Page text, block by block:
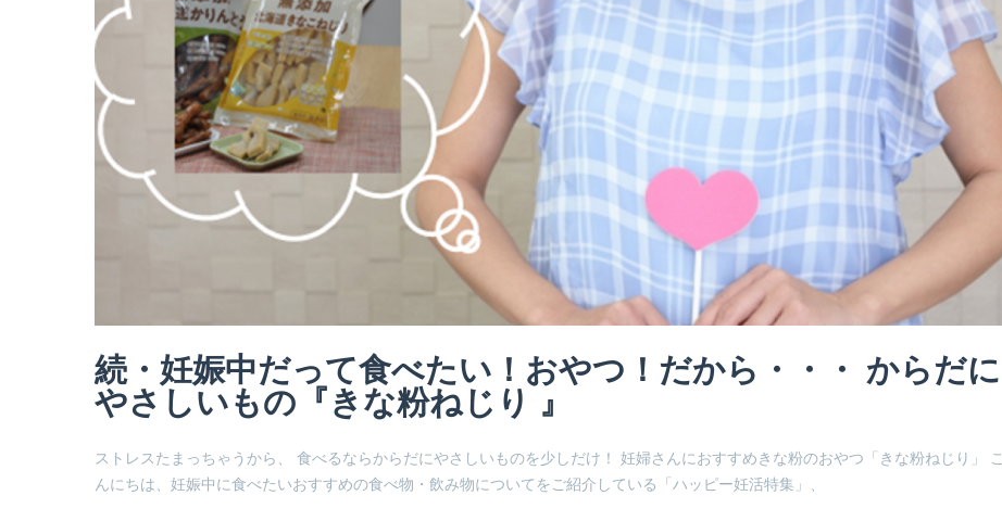
続・妊娠中だって食べたい！おやつ！だから・・・ からだに
やさしいもの『きな粉ねじり 』
ストレスたまっちゃうから、 食べるならからだにやさしいものを少しだけ！ 妊婦さんにおすすめきな粉のおやつ「きな粉ねじり」 こ
んにちは、妊娠中に食べたいおすすめの食べ物・飲み物についてをご紹介している「ハッピー妊活特集」、